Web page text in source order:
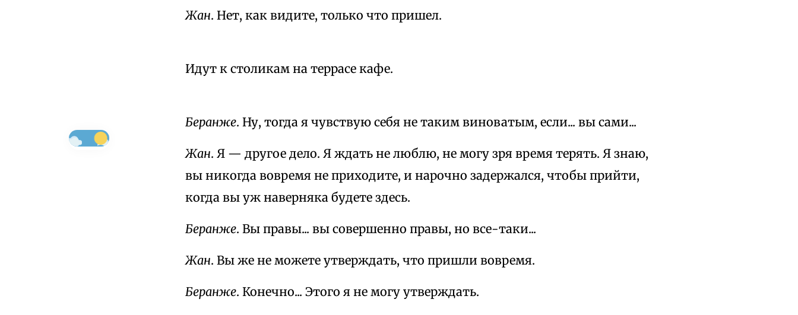
Жан. Нет, как видите, только что пришел.
Идут к столикам на террасе кафе.
Беранже. Ну, тогда я чувствую себя не таким виноватым, если... вы сами...
Жан. Я — другое дело. Я ждать не люблю, не могу зря время терять. Я знаю,
вы никогда вовремя не приходите, и нарочно задержался, чтобы прийти,
когда вы уж наверняка будете здесь.
Беранже. Вы правы... вы совершенно правы, но все-таки...
Жан. Вы же не можете утверждать, что пришли вовремя.
Беранже. Конечно... Этого я не могу утверждать.